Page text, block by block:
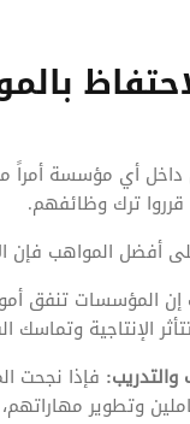
داخل أي مؤسسة أمراً
قرروا ترك وظائفهم.
أفضل المواهب فإن
إن المؤسسات تنفق
الإنتاجية وتماسك
فإذا نجحت
وتطوير